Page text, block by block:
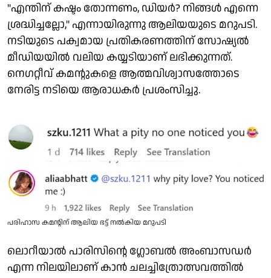
"എന്തിന് കഷ്ടം തോന്നണം, ഡിയർ? നിങ്ങൾ എന്നെ
ശ്രദ്ധിച്ചല്ലോ," എന്നായിരുന്നു ആലിയയുടെ മറുപടി.
നടിയുടെ പക്വമായ പ്രതികരണത്തിന് സോഷ്യൽ
മീഡിയയിൽ വലിയ കയ്യടിയാണ് ലഭിക്കുന്നത്.
നെഗറ്റീവ് കമന്റുകളെ ആത്മവിശ്വാസത്തോടെ
നേരിട്ട നടിയെ ആരാധകർ പ്രശംസിച്ചു.
പരിഹാസ കമന്റിന് ആലിയ ഭട്ട് നൽകിയ മറുപടി
ലൊറീയാൽ പാരിസിന്റെ ഗ്ലോബൽ അംബാസഡർ
എന്ന നിലയിലാണ് കാൻ ചലച്ചിത്രോത്സവത്തിൽ